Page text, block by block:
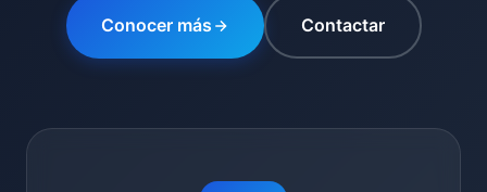
Conocer más Contactar